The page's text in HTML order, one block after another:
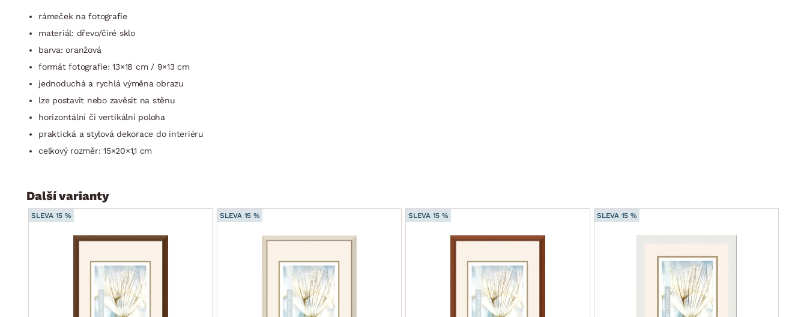
rámeček na fotografie
materiál: dřevo/čiré sklo
barva: oranžová
formát fotografie: 13×18 cm / 9×13 cm
jednoduchá a rychlá výměna obrazu
lze postavit nebo zavěsit na stěnu
horizontální či vertikální poloha
praktická a stylová dekorace do interiéru
celkový rozměr: 15×20×1,1 cm
Další varianty
SLEVA 15 % SLEVA 15 % SLEVA 15 % SLEVA 15 %